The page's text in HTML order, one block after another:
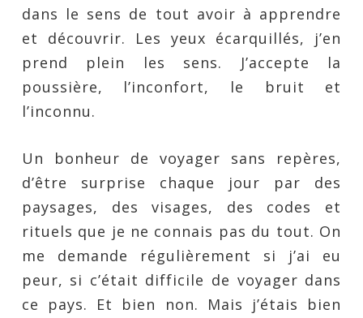
dans le sens de tout avoir à apprendre
et découvrir. Les yeux écarquillés, j’en
prend plein les sens. J’accepte la
poussière, l’inconfort, le bruit et
l’inconnu.
Un bonheur de voyager sans repères,
d’être surprise chaque jour par des
paysages, des visages, des codes et
rituels que je ne connais pas du tout. On
me demande régulièrement si j’ai eu
peur, si c’était difficile de voyager dans
ce pays. Et bien non. Mais j’étais bien